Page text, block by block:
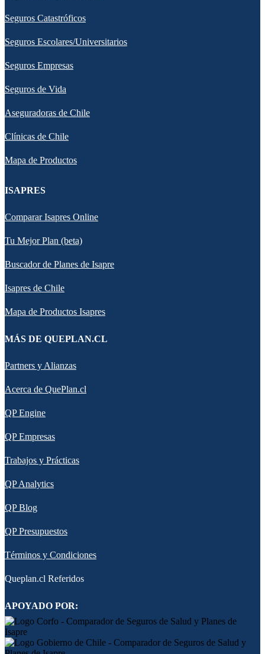
Seguros Catastróficos
Seguros Escolares/Universitarios
Seguros Empresas
Seguros de Vida
Aseguradoras de Chile
Clínicas de Chile
Mapa de Productos
ISAPRES
Comparar Isapres Online
Tu Mejor Plan (beta)
Buscador de Planes de Isapre
Isapres de Chile
Mapa de Productos Isapres
MÁS DE QUEPLAN.CL
Partners y Alianzas
Acerca de QuePlan.cl
QP Engine
QP Empresas
Trabajos y Prácticas
QP Analytics
QP Blog
QP Presupuestos
Términos y Condiciones
Queplan.cl Referidos
APOYADO POR: